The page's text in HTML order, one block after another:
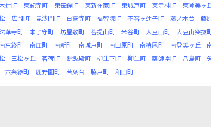
辻町 東紀寺町 東笹鉾町 東新在家町 東城戸町 東寺林町 東登美ヶ
広岡町 毘沙門町 白毫寺町 福智院町 不審ヶ辻子町 藤ノ木台 藤
華寺町 本子守町 坊屋敷町 菩提山町 米谷町 大豆山町 大豆山突抜
京終町 南庄町 南新町 南城戸町 南田原町 南椿尾町 南登美ヶ丘
三松ヶ丘 茗荷町 餅飯殿町 柳生下町 柳生町 薬師堂町 八島町
六条緑町 鹿野園町 若葉台 脇戸町 和田町